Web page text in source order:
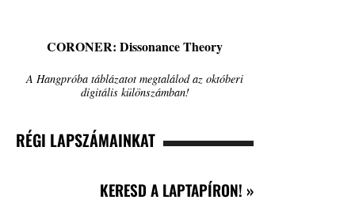
CORONER: Dissonance Theory
A Hangpróba táblázatot megtalálod az októberi
digitális különszámban!
RÉGI LAPSZÁMAINKAT
KERESD A LAPTAPÍRON! »